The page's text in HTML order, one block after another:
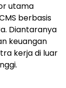
utama
berbasis
Diantaranya
keuangan
kerja di luar